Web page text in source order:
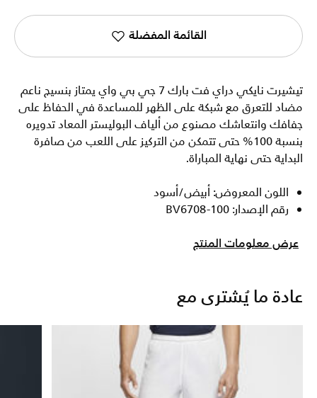
القائمة المفضلة
تيشيرت نايكي دراي فت بارك 7 جي بي واي يمتاز بنسيج ناعم
مضاد للتعرق مع شبكة على الظهر للمساعدة في الحفاظ على
جفافك وانتعاشك مصنوع من ألياف البوليستر المعاد تدويره
بنسبة 100% حتى تتمكن من التركيز على اللعب من صافرة
البداية حتى نهاية المباراة.
اللون المعروض: أبيض/أسود
رقم الإصدار: BV6708-100
عرض معلومات المنتج
عادة ما يُشترى مع